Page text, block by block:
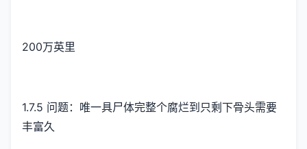
200万英里
1.7.5 问题：唯一具尸体完整个腐烂到只剩下骨头需要
丰富久